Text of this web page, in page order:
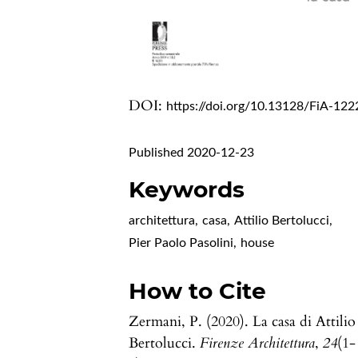
DOI: https://doi.org/10.13128/FiA-
Published 2020-12-23
Keywords
architettura, casa, Attilio Bertolucci,
Pier Paolo Pasolini, house
How to Cite
Zermani, P. (2020). La casa di Attilio
Bertolucci.Firenze Architettura,24(1-